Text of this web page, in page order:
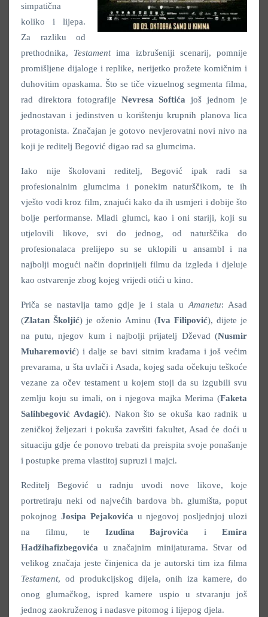
simpatična
koliko i lijepa.
Za razliku od
prethodnika, Testamentima izbrušeniji scenarij, pomnije
promišljene dijaloge i replike, nerijetko prožete komičnim i
duhovitim opaskama. Što se tiče vizuelnog segmenta filma,
rad direktora fotografije Nevresa Softića još jednom je
jednostavan i jedinstven u korištenju krupnih planova lica
protagonista. Značajan je gotovo nevjerovatni novi nivo na
koji je reditelj Begović digao rad sa glumcima.
Iako nije školovani reditelj, Begović ipak radi sa
profesionalnim glumcima i ponekim naturščikom, te ih
vješto vodi kroz film, znajući kako da ih usmjeri i dobije što
bolje performanse. Mladi glumci, kao i oni stariji, koji su
utjelovili likove, svi do jednog, od naturščika do
profesionalaca prelijepo su se uklopili u ansambl i na
najbolji mogući način doprinijeli filmu da izgleda i djeluje
kao ostvarenje zbog kojeg vrijedi otići u kino.
Priča se nastavlja tamo gdje je i stala u Amanetu: Asad
(Zlatan Školjić) je oženio Aminu (Iva Filipović), dijete je
na putu, njegov kum i najbolji prijatelj Dževad (Nusmir
Muharemović) i dalje se bavi sitnim krađama i još većim
prevarama, u šta uvlači i Asada, kojeg sada očekuju teškoće
vezane za očev testament u kojem stoji da su izgubili svu
zemlju koju su imali, on i njegova majka Merima (Faketa
Salihbegović Avdagić). Nakon što se okuša kao radnik u
zeničkoj željezari i pokuša završiti fakultet, Asad će doći u
situaciju gdje će ponovo trebati da preispita svoje ponašanje
i postupke prema vlastitoj supruzi i majci.
Reditelj Begović u radnju uvodi nove likove, koje
portretiraju neki od najvećih bardova bh. glumišta, poput
pokojnog Josipa Pejakovića u njegovoj posljednjoj ulozi
na filmu, te Izudina Bajrovića iEmira
Hadžihafizbegovića u značajnim minijaturama. Stvar od
velikog značaja jeste činjenica da je autorski tim iza filma
Testament, od produkcijskog dijela, onih iza kamere, do
onog glumačkog, ispred kamere uspio u stvaranju još
jednog zaokruženog i nadasve pitomog i lijepog djela.